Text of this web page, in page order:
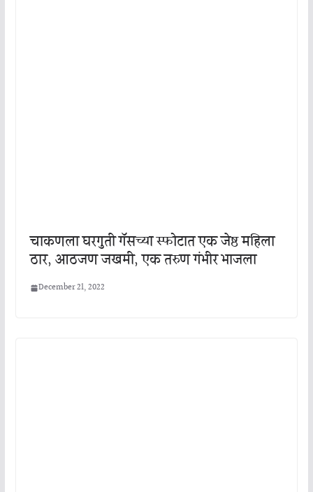
चाकणला घरगुती गॅसच्या स्फोटात एक जेष्ठ महिला
ठार, आठजण जखमी, एक तरुण गंभीर भाजला
December 21, 2022